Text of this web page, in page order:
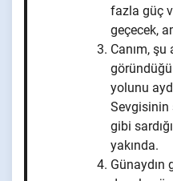
fazla güç
geçecek,
Canım,
yolunu
Sevgisinin
gibi
yakında.
Günaydın